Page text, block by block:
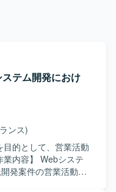
ステム開発におけ
ンス)
目的として、営業活動
発案件の営業活動全